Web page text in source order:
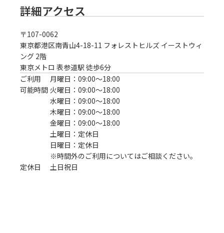
詳細アクセス
〒107-0062
東京都港区南青山4-18-11 フォレストヒルズ イーストウィ
ング 2階
東京メトロ 表参道駅 徒歩6分
ご利用
可能時間
月曜日：09:00〜18:00
火曜日：09:00〜18:00
水曜日：09:00〜18:00
木曜日：09:00〜18:00
金曜日：09:00〜18:00
土曜日：定休日
日曜日：定休日
※時間外のご利用についてはご相談ください。
定休日
土日祝日